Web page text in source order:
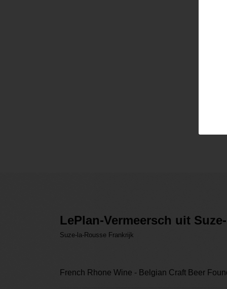
LePlan-Vermeersch uit
Suze-la-Rousse Frankrijk
French Rhone Wine - Belgian Craft Beer